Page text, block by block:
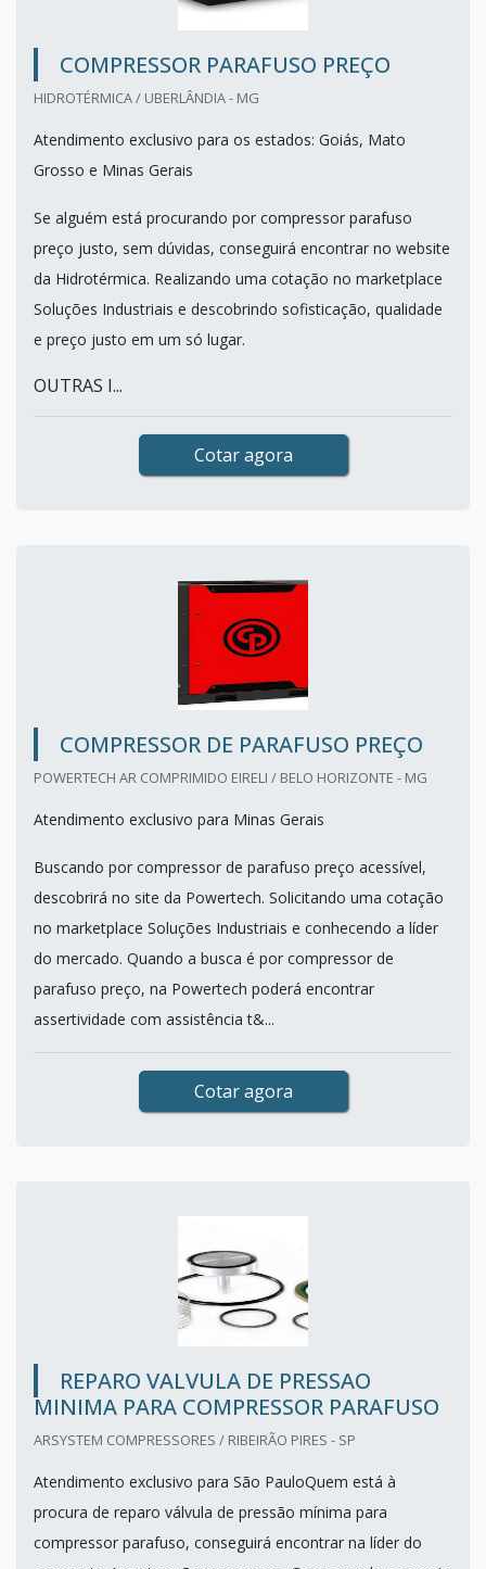
COMPRESSOR PARAFUSO PREÇO
HIDROTÉRMICA / UBERLÂNDIA - MG
Atendimento exclusivo para os estados: Goiás, Mato
Grosso e Minas Gerais
Se alguém está procurando por compressor parafuso
preço justo, sem dúvidas, conseguirá encontrar no website
da Hidrotérmica. Realizando uma cotação no marketplace
Soluções Industriais e descobrindo sofisticação, qualidade
e preço justo em um só lugar.
OUTRAS I...
Cotar agora
COMPRESSOR DE PARAFUSO PREÇO
POWERTECH AR COMPRIMIDO EIRELI / BELO HORIZONTE - MG
Atendimento exclusivo para Minas Gerais
Buscando por compressor de parafuso preço acessível,
descobrirá no site da Powertech. Solicitando uma cotação
no marketplace Soluções Industriais e conhecendo a líder
do mercado. Quando a busca é por compressor de
parafuso preço, na Powertech poderá encontrar
assertividade com assistência t&...
Cotar agora
REPARO VALVULA DE PRESSAO
MINIMA PARA COMPRESSOR PARAFUSO
ARSYSTEM COMPRESSORES / RIBEIRÃO PIRES - SP
Atendimento exclusivo para São PauloQuem está à
procura de reparo válvula de pressão mínima para
compressor parafuso, conseguirá encontrar na líder do